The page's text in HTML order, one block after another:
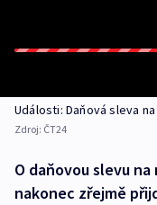
Události: Daňová sleva
Zdroj: ČT24
O daňovou slevu
nakonec zřejmě